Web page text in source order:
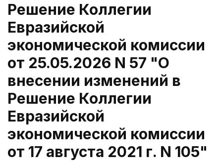
Решение Коллегии
Евразийской
экономической комиссии
от 25.05.2026 N 57 "О
внесении изменений в
Решение Коллегии
Евразийской
экономической комиссии
от 17 августа 2021 г. N 105"